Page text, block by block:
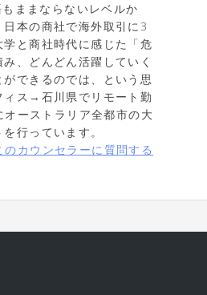
ままならないレベルか
本の商社で海外取引に3
と商社時代に感じた「危
、どんどん活躍していく
できるのでは、という思
ス→石川県でリモート勤
ーストラリア全都市の大
行っています。
のカウンセラーに質問する